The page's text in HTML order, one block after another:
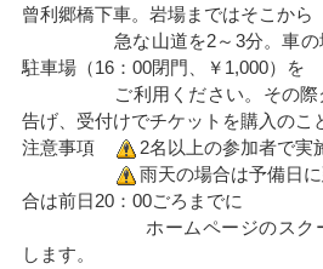
曾利郷橋下車。岩場まではそこから
急な山道を2～3分。車の場
駐車場（16：00閉門、￥1,000）を
ご利用ください。その際ク
告げ、受付けでチケットを購入のこ
注意事項
2名以上の参加者で実
雨天の場合は予備日
合は前日20：00ごろまでに
ホームページのスクール
します。